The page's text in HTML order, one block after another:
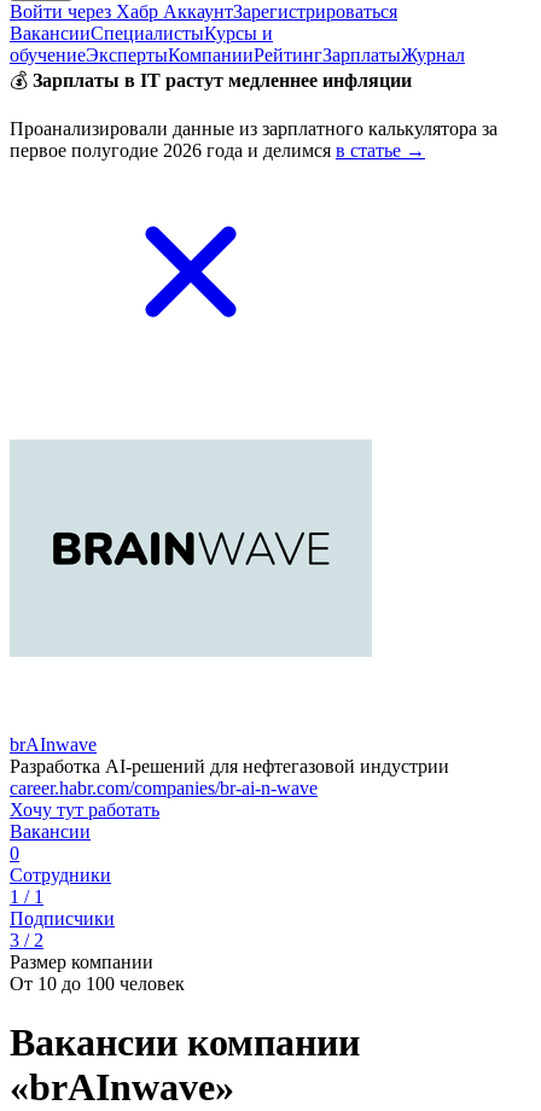
Войти через Хабр АккаунтЗарегистрироваться
ВакансииСпециалистыКурсы и
обучениеЭкспертыКомпанииРейтингЗарплатыЖурнал
💰 Зарплаты в IT растут медленнее инфляции
Проанализировали данные из зарплатного калькулятора за
первое полугодие 2026 года и делимся в статье →
brAInwave
Разработка AI-решений для нефтегазовой индустрии
career.habr.com/companies/br-ai-n-wave
Хочу тут работать
Вакансии
0
Сотрудники
1 / 1
Подписчики
3 / 2
Размер компании
От 10 до 100 человек
Вакансии компании
«brAInwave»